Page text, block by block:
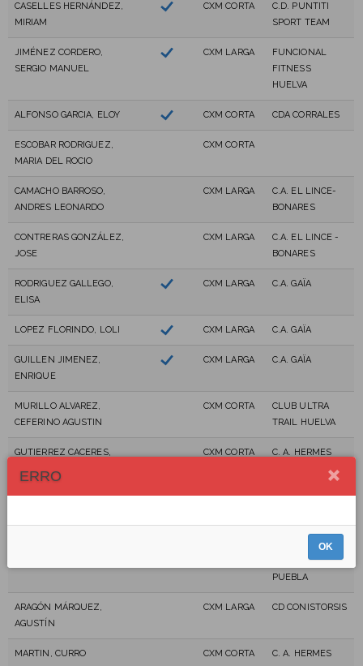
CASELLES HERNÁNDEZ,
MIRIAM
CXM CORTA
C.D. PUNTITI
SPORT TEAM
JIMÉNEZ CORDERO,
SERGIO MANUEL
CXM LARGA
FUNCIONAL
FITNESS
HUELVA
ALFONSO GARCIA, ELOY CXM CORTA CDA CORRALES
ESCOBAR RODRIGUEZ,
MARIA DEL ROCIO
CXM CORTA
CAMACHO BARROSO,
ANDRES LEONARDO
CXM LARGA
C.A. EL LINCE-
BONARES
CONTRERAS GONZÁLEZ,
JOSE
CXM LARGA
C.A. EL LINCE -
BONARES
RODRIGUEZ GALLEGO,
ELISA
CXM LARGA C.A. GAÏA
LOPEZ FLORINDO, LOLI CXM LARGA C.A. GAÏA
GUILLEN JIMENEZ,
ENRIQUE
CXM LARGA C.A. GAÏA
MURILLO ALVAREZ,
CEFERINO AGUSTIN
CXM CORTA
CLUB ULTRA
TRAIL HUELVA
GUTIERREZ CACERES,
CXM CORTA C. A. HERMES
PAVON DOMÍNGUEZ,
CXM CORTA
ATLETISMO
PUEBLA
ARAGÓN MÁRQUEZ,
AGUSTÍN
CXM LARGA CD CONISTORSIS
MARTIN, CURRO CXM CORTA C. A. HERMES
ERRO
OK